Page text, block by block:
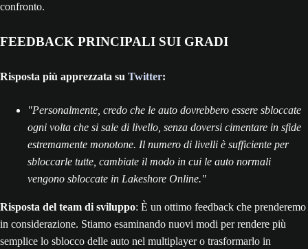
confronto.
FEEDBACK PRINCIPALI SUI GRADI
Risposta più apprezzata su Twitter:
"Personalmente, credo che le auto dovrebbero essere sbloccate
ogni volta che si sale di livello, senza doversi cimentare in sfide
estremamente monotone. Il numero di livelli è sufficiente per
sbloccarle tutte, cambiate il modo in cui le auto normali
vengono sbloccate in Lakeshore Online."
Risposta del team di sviluppo: È un ottimo feedback che prenderemo
in considerazione. Stiamo esaminando nuovi modi per rendere più
semplice lo sblocco delle auto nel multiplayer o trasformarlo in